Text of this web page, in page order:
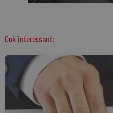
Ook interessant: